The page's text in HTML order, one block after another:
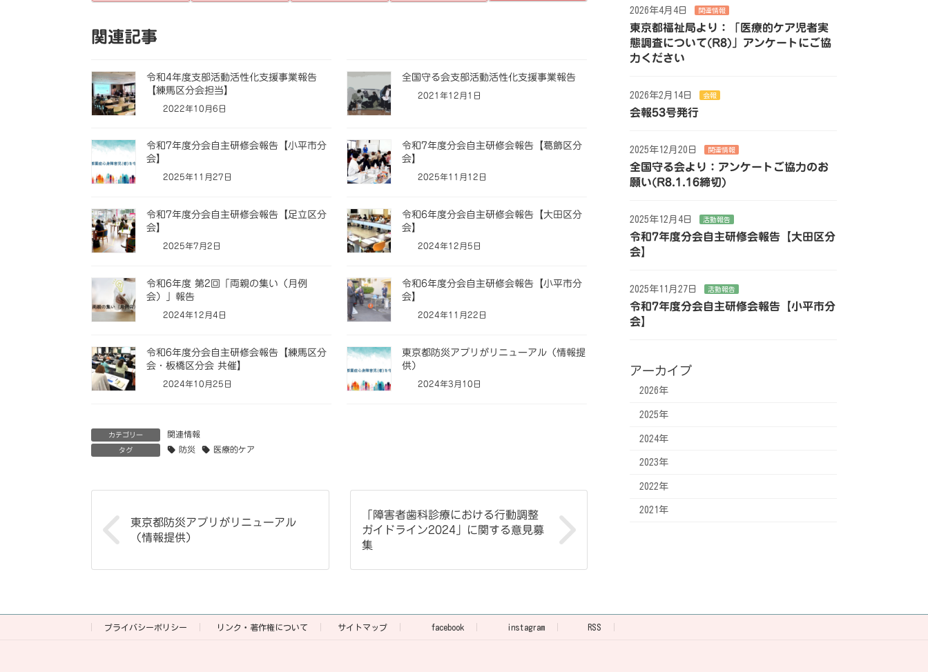
関連記事
令和4年度支部活動活性化支援事業報告
【練馬区分会担当】
2022年10月6日
全国守る会支部活動活性化支援事業報告
2021年12月1日
令和7年度分会自主研修会報告【小平市分
会】
2025年11月27日
令和7年度分会自主研修会報告【葛飾区分
会】
2025年11月12日
令和7年度分会自主研修会報告【足立区分
会】
2025年7月2日
令和6年度分会自主研修会報告【大田区分
会】
2024年12月5日
令和6年度 第2回「両親の集い（月例
会）」報告
2024年12月4日
令和6年度分会自主研修会報告【小平市分
会】
2024年11月22日
令和6年度分会自主研修会報告【練馬区分
会・板橋区分会 共催】
2024年10月25日
東京都防災アプリがリニューアル（情報提
供）
2024年3月10日
カテゴリー 関連情報
タグ 防災 医療的ケア
東京都防災アプリがリニューアル
（情報提供）
「障害者歯科診療における行動調整
ガイドライン2024」に関する意見募
集
2026年4月4日 関連情報
東京都福祉局より：「医療的ケア児者実
態調査について(R8)」アンケートにご協
力ください
2026年2月14日 会報
会報53号発行
2025年12月20日 関連情報
全国守る会より：アンケートご協力のお
願い(R8.1.16締切)
2025年12月4日 活動報告
令和7年度分会自主研修会報告【大田区分
会】
2025年11月27日 活動報告
令和7年度分会自主研修会報告【小平市分
会】
アーカイブ
2026年
2025年
2024年
2023年
2022年
2021年
プライバシーポリシー リンク・著作権について サイトマップ facebook instagram RSS